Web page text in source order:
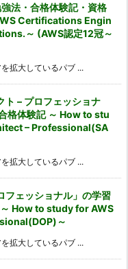
法・合格体験記・資格
Certifications Engin
～ (AWS認定12冠～
拡大しているパブ ...
ト – プロフェッショナ
格体験記 ～ How to stu
– Professional(SA
拡大しているパブ ...
フェッショナル」の学習
～ How to study for AWS
～
拡大しているパブ ...